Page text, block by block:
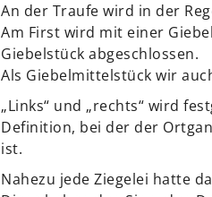
An der Traufe wird in der
Am First wird mit einer
Giebelstück abgeschlossen.
Als Giebelmittelstück wir
„Links“ und „rechts“ wird
Definition, bei der der
ist.
Nahezu jede Ziegelei hatte